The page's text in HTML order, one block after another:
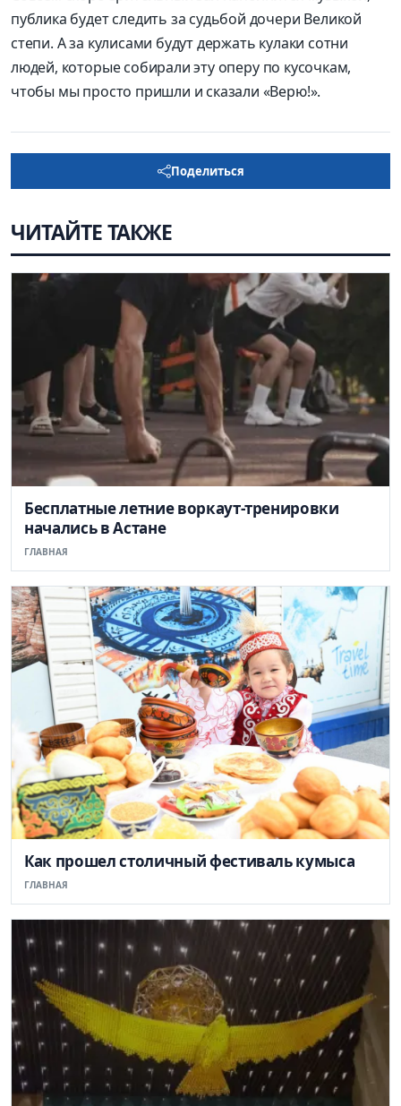
публика будет следить за судьбой дочери Великой
степи. А за кулисами будут держать кулаки сотни
людей, которыесобиралиэту оперупо кусочкам,
чтобы мы просто пришли и сказали «Верю!».
Поделиться
ЧИТАЙТЕ ТАКЖЕ
Бесплатные летние воркаут-тренировки
начались в Астане
ГЛАВНАЯ
Как прошел столичный фестиваль кумыса
ГЛАВНАЯ